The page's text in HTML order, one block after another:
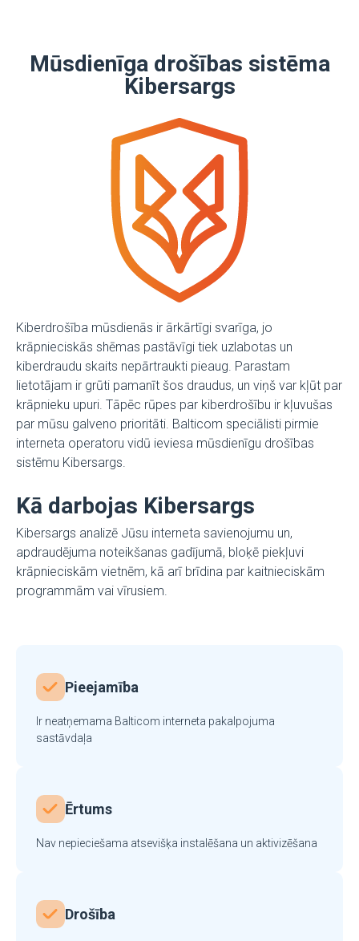
Mūsdienīga drošības sistēma
Kibersargs
Kiberdrošība mūsdienās ir ārkārtīgi svarīga, jo
krāpnieciskās shēmas pastāvīgi tiek uzlabotas un
kiberdraudu skaits nepārtraukti pieaug. Parastam
lietotājam ir grūti pamanīt šos draudus, un viņš var kļūt par
krāpnieku upuri. Tāpēc rūpes par kiberdrošību ir kļuvušas
par mūsu galveno prioritāti. Balticom speciālisti pirmie
interneta operatoru vidū ieviesa mūsdienīgu drošības
sistēmu Kibersargs.
Kā darbojas Kibersargs
Kibersargs analizē Jūsu interneta savienojumu un,
apdraudējuma noteikšanas gadījumā, bloķē piekļuvi
krāpnieciskām vietnēm, kā arī brīdina par kaitnieciskām
programmām vai vīrusiem.
Pieejamība
Ir neatņemama Balticom interneta pakalpojuma
sastāvdaļa
Ērtums
Nav nepieciešama atsevišķa instalēšana un aktivizēšana
Drošība